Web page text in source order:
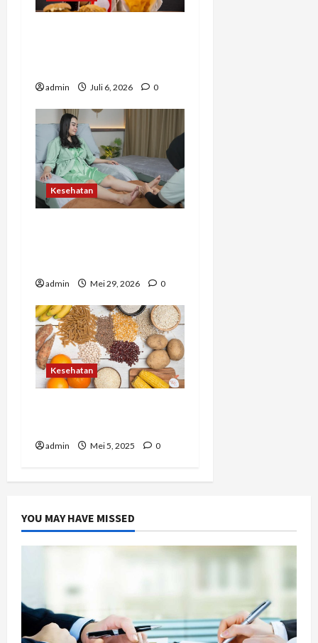
admin Juli 6, 2026 0
Kesehatan
admin Mei 29, 2026 0
Kesehatan
admin Mei 5, 2025 0
YOU MAY HAVE MISSED